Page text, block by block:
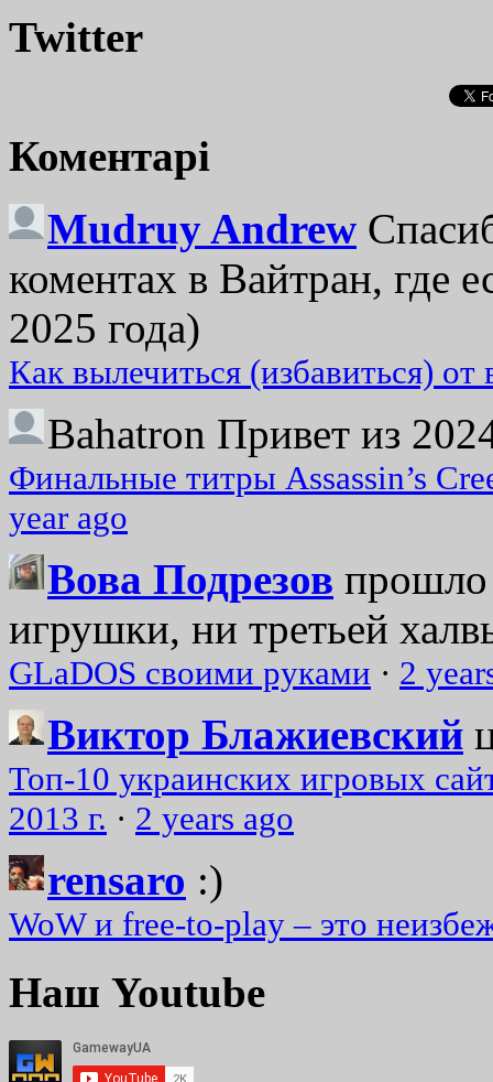
Twitter
Коментарі
Mudruy Andrew
коментах в Вайтран, где
2025 года)
Как вылечиться (избавиться)
Bahatron Привет из
Финальные титры Assassin’s
year ago
Вова Подрезов прошло
игрушки, ни третьей
GLaDOS своими руками · 2
Виктор Блажиевский
Топ-10 украинских игровых
2013 г. · 2 years ago
rensaro :)
WoW и free-to-play – это
Наш Youtube